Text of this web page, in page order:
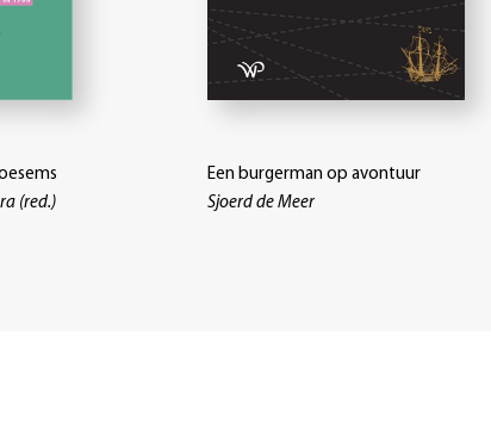
(red.)
Een burgerman op avontuur
Sjoerd de Meer